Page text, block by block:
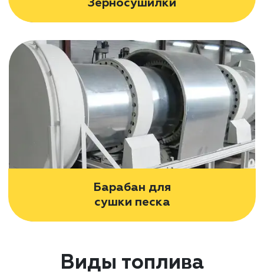
Зерносушилки
Барабан для
сушки песка
Виды топлива